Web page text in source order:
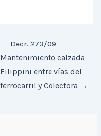
Decr. 273/09
Mantenimiento calzada
Filippini entre vías del
ferrocarril y Colectora →